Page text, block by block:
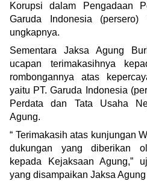
Korupsi dalam Pengadaan
Garuda Indonesia (persero)
ungkapnya.
Sementara Jaksa Agung
ucapan terimakasihnya
rombongannya atas
yaitu PT. Garuda Indonesia
Perdata dan Tata Usaha
Agung.
“ Terimakasih atas kunjungan
dukungan yang diberikan
kepada Kejaksaan Agung,”
yang disampaikan Jaksa